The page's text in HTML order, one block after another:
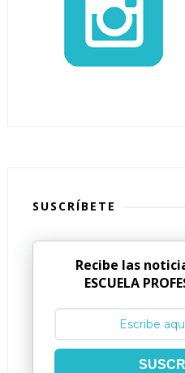
SUSCRÍBETE
Recibe las
ESCUELA